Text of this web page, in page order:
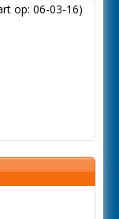
op: 06-03-16)